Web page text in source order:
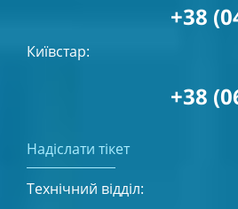
+38
Київстар:
+38
Надіслати тікет
Технічний відділ: